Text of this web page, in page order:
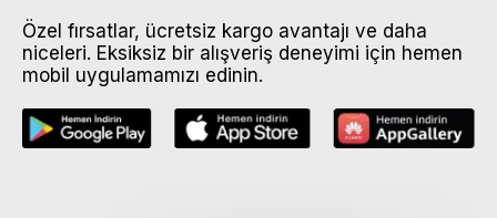
Özel fırsatlar, ücretsiz kargo avantajı ve daha
niceleri. Eksiksiz bir alışveriş deneyimi için hemen
mobil uygulamamızı edinin.